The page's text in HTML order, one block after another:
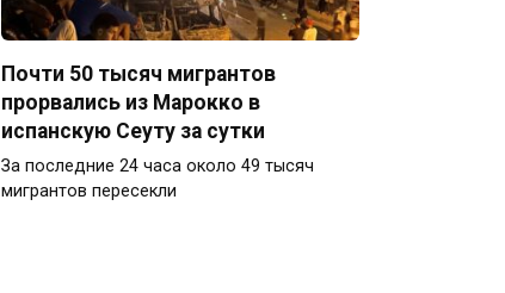
Почти 50 тысяч мигрантов
прорвались из Марокко в
испанскую Сеуту за сутки
За последние 24 часа около 49 тысяч
мигрантов пересекли